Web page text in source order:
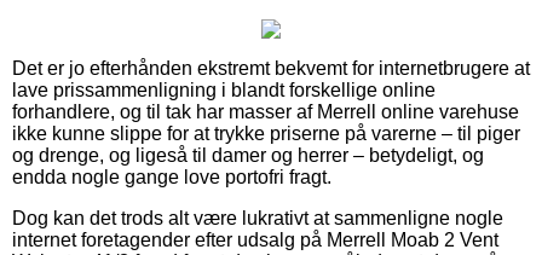
Det er jo efterhånden ekstremt bekvemt for internetbrugere at
lave prissammenligning i blandt forskellige online
forhandlere, og til tak har masser af Merrell online varehuse
ikke kunne slippe for at trykke priserne på varerne – til piger
og drenge, og ligeså til damer og herrer – betydeligt, og
endda nogle gange love portofri fragt.
Dog kan det trods alt være lukrativt at sammenligne nogle
internet foretagender efter udsalg på Merrell Moab 2 Vent